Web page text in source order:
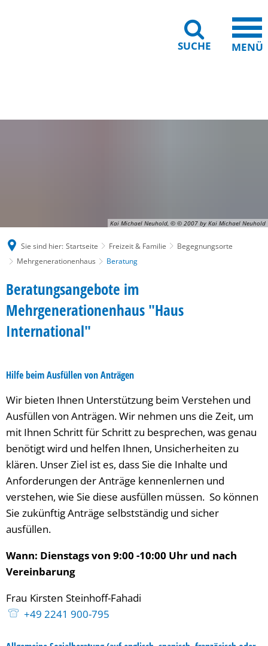
SUCHE MENÜ
Kai Michael Neuhold, © © 2007 by Kai Michael Neuhold
Sie sind hier: Startseite Freizeit & Familie
Begegnungsorte
Mehrgenerationenhaus
Beratung
Beratungsangebote im
Mehrgenerationenhaus "Haus
International"
Hilfe beim Ausfüllen von Anträgen
Wir bieten Ihnen Unterstützung beim Verstehen und
Ausfüllen von Anträgen. Wir nehmen uns die Zeit, um
mit Ihnen Schritt für Schritt zu besprechen, was genau
benötigt wird und helfen Ihnen, Unsicherheiten zu
klären. Unser Ziel ist es, dass Sie die Inhalte und
Anforderungen der Anträge kennenlernen und
verstehen, wie Sie diese ausfüllen müssen. So können
Sie zukünftig Anträge selbstständig und sicher
ausfüllen.
Wann: Dienstags von 9:00 -10:00 Uhr und nach
Vereinbarung
Frau Kirsten Steinhoff-Fahadi
+49 2241 900-795